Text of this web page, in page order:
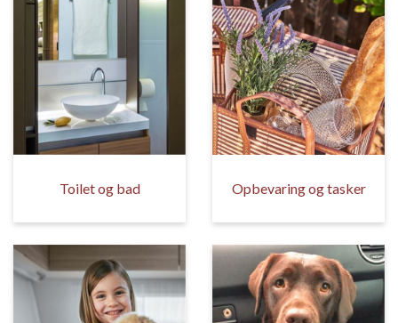
Toilet og bad Opbevaring og tasker